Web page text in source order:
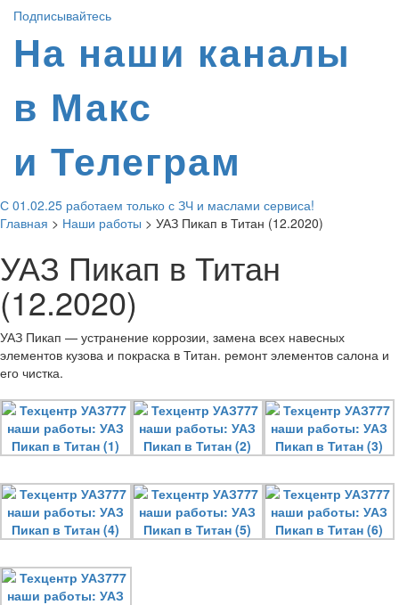
Подписывайтесь
На наши каналы
в Макс
и Телеграм
С 01.02.25 работаем только с ЗЧ и маслами сервиса!
Главная > Наши работы > УАЗ Пикап в Титан (12.2020)
УАЗ Пикап в Титан
(12.2020)
УАЗ Пикап — устранение коррозии, замена всех навесных
элементов кузова и покраска в Титан. ремонт элементов салона и
его чистка.